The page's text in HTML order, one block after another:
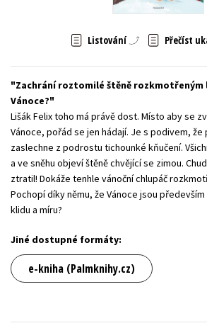
Listování Přečíst
Zachrání roztomilé štěně
Vánoce?
Lišák Felix toho má právě dost. Místo aby se
Vánoce, pořád se jen hádají. Je s podivem, že
zaslechne z podrostu tichounké kňučení.
a ve sněhu objeví štěně chvějící se zimou.
ztratil! Dokáže tenhle vánoční chlupáč
Pochopí díky němu, že Vánoce jsou
klidu a míru?
Jiné dostupné formáty:
e-kniha (Palmknihy.cz)